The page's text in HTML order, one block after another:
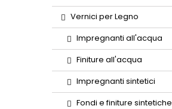
Vernici per Legno
Impregnanti all'acqua
Finiture all'acqua
Impregnanti sintetici
Fondi e finiture sintetiche